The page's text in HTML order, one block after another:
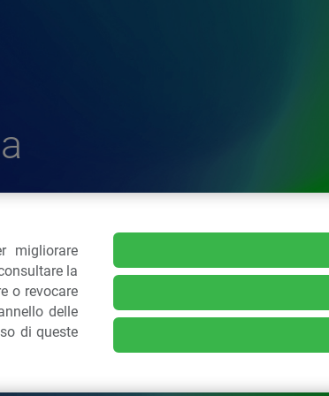
Plastiche
02 43928225.
migliorare
la
o revocare
delle
di queste